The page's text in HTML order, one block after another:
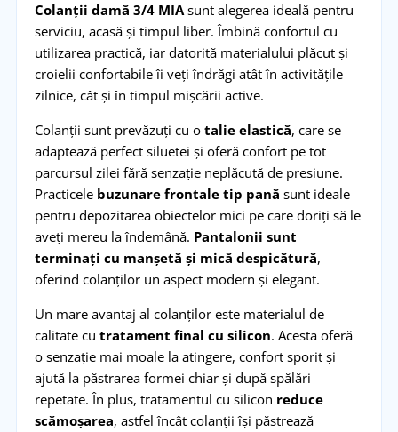
Colanții damă 3/4 MIAsunt alegerea ideală pentru
serviciu, acasă și timpul liber. Îmbină confortul cu
utilizarea practică, iar datorită materialului plăcut și
croielii confortabile îi veți îndrăgi atât în activitățile
zilnice, cât și în timpul mișcării active.
Colanții sunt prevăzuți cu o talie elastică, care se
adaptează perfect siluetei și oferă confort pe tot
parcursul zilei fără senzație neplăcută de presiune.
Practicelebuzunare frontale tip pană sunt ideale
pentru depozitarea obiectelor mici pe care doriți să le
aveți mereu la îndemână. Pantalonii sunt
terminați cu manșetă și mică despicătură,
oferind colanților un aspect modern și elegant.
Un mare avantaj al colanților este materialul de
calitate cu tratament final cu silicon. Acesta oferă
o senzație mai moale la atingere, confort sporit și
ajută la păstrarea formei chiar și după spălări
repetate. În plus, tratamentul cu silicon reduce
scămoșarea, astfel încât colanții își păstrează